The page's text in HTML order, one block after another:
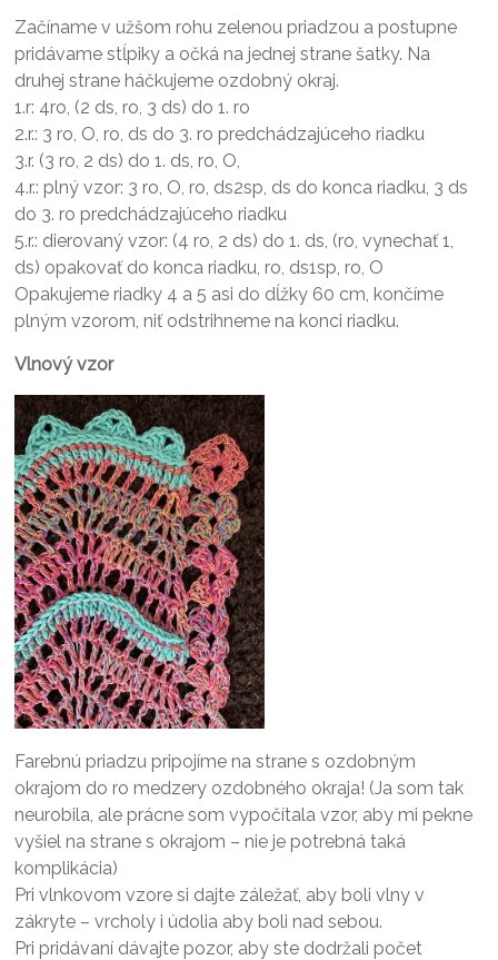
Začíname v užšom rohu zelenou priadzou a postupne
pridávame stĺpiky a očká na jednej strane šatky. Na
druhej strane háčkujeme ozdobný okraj.
1.r: 4ro, (2 ds, ro, 3 ds) do 1. ro
2.r.: 3 ro, O, ro, ds do 3. ro predchádzajúceho riadku
3.r. (3 ro, 2 ds) do 1. ds, ro, O,
4.r.: plný vzor: 3 ro, O, ro, ds2sp, ds do konca riadku, 3 ds
do 3. ro predchádzajúceho riadku
5.r.: dierovaný vzor: (4 ro, 2 ds) do 1. ds, (ro, vynechať 1,
ds) opakovať do konca riadku, ro, ds1sp, ro, O
Opakujeme riadky 4 a 5 asi do dĺžky 60 cm, končíme
plným vzorom, niť odstrihneme na konci riadku.
Vlnový vzor
Farebnú priadzu pripojíme na strane s ozdobným
okrajom do ro medzery ozdobného okraja! (Ja som tak
neurobila, ale prácne som vypočítala vzor, aby mi pekne
vyšiel na strane s okrajom – nie je potrebná taká
komplikácia)
Pri vlnkovom vzore si dajte záležať, aby boli vlny v
zákryte – vrcholy i údolia aby boli nad sebou.
Pri pridávaní dávajte pozor, aby ste dodržali počet